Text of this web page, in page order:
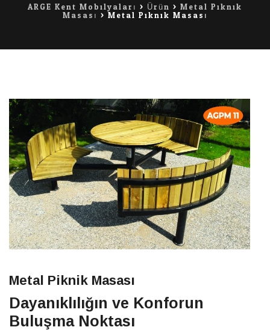
ARGE Kent Mobilyaları > Ürün > Metal Piknik
Masası >Metal Piknik Masası
Metal Piknik Masası
Dayanıklılığın ve Konforun
Buluşma Noktası